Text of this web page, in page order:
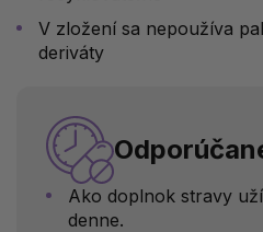
V zložení sa nepoužíva
deriváty
Ako doplnok stravy
denne.